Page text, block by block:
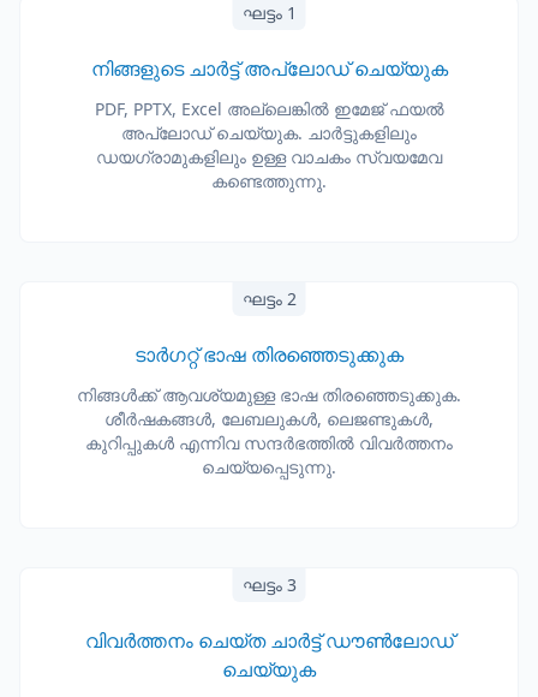
ഘട്ടം 1
നിങ്ങളുടെ ചാർട്ട് അപ്‌ലോഡ് ചെയ്യുക
PDF, PPTX, Excel അല്ലെങ്കിൽ ഇമേജ് ഫയൽ
അപ്‌ലോഡ് ചെയ്യുക. ചാർട്ടുകളിലും
ഡയഗ്രാമുകളിലും ഉള്ള വാചകം സ്വയമേവ
കണ്ടെത്തുന്നു.
ഘട്ടം 2
ടാർഗറ്റ് ഭാഷ തിരഞ്ഞെടുക്കുക
നിങ്ങൾക്ക് ആവശ്യമുള്ള ഭാഷ തിരഞ്ഞെടുക്കുക.
ശീർഷകങ്ങൾ, ലേബലുകൾ, ലെജണ്ടുകൾ,
കുറിപ്പുകൾ എന്നിവ സന്ദർഭത്തിൽ വിവർത്തനം
ചെയ്യപ്പെടുന്നു.
ഘട്ടം 3
വിവർത്തനം ചെയ്ത ചാർട്ട് ഡൗൺലോഡ്
ചെയ്യുക